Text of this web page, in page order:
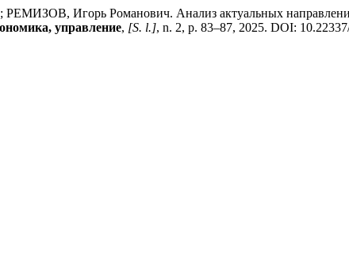
Игорь Романович. Анализ актуальных направлений
управление, [S. l.], n. 2, p. 83–87, 2025. DOI: